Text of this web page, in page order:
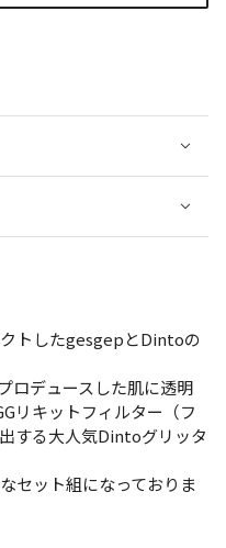
トしたgesgepとDintoの
ロデュースした肌に透明
リキットフィルター（フ
する大人気Dintoグリッタ
セット組になっておりま